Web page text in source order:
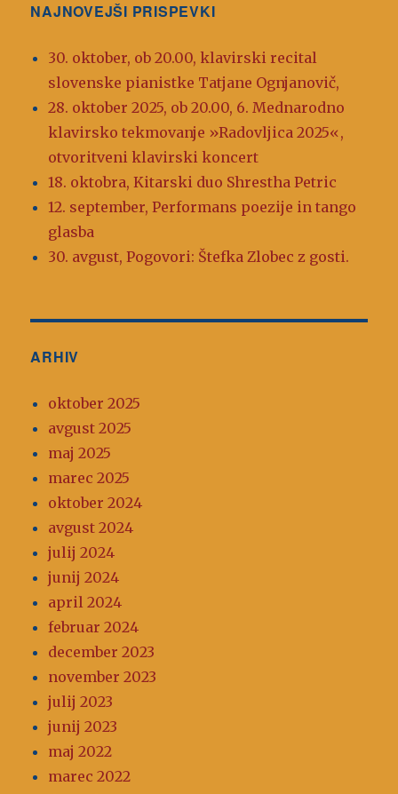
NAJNOVEJŠI PRISPEVKI
30. oktober, ob 20.00, klavirski recital
slovenske pianistke Tatjane Ognjanovič,
28. oktober 2025, ob 20.00, 6. Mednarodno
klavirsko tekmovanje »Radovljica 2025«,
otvoritveni klavirski koncert
18. oktobra, Kitarski duo Shrestha Petric
12. september, Performans poezije in tango
glasba
30. avgust, Pogovori: Štefka Zlobec z gosti.
ARHIV
oktober 2025
avgust 2025
maj 2025
marec 2025
oktober 2024
avgust 2024
julij 2024
junij 2024
april 2024
februar 2024
december 2023
november 2023
julij 2023
junij 2023
maj 2022
marec 2022